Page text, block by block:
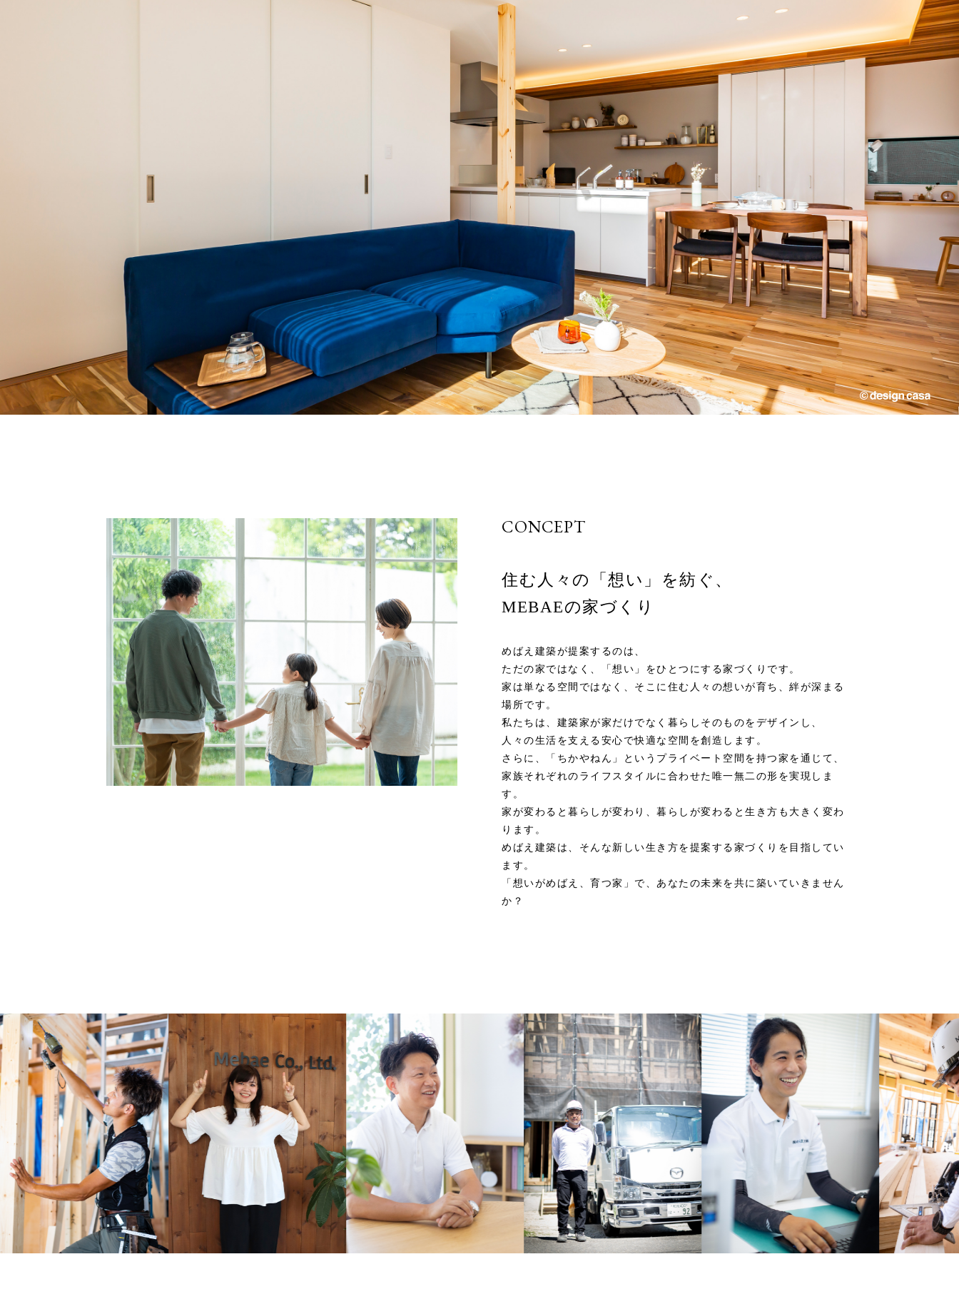
CONCEPT
住む人々の「想い」を紡ぐ、
MEBAEの家づくり
めばえ建築が提案するのは、
ただの家ではなく、「想い」をひとつにする家づくりです。
家は単なる空間ではなく、そこに住む人々の想いが育ち、絆が深まる
場所です。
私たちは、建築家が家だけでなく暮らしそのものをデザインし、
人々の生活を支える安心で快適な空間を創造します。
さらに、「ちかやねん」というプライベート空間を持つ家を通じて、
家族それぞれのライフスタイルに合わせた唯一無二の形を実現しま
す。
家が変わると暮らしが変わり、暮らしが変わると生き方も大きく変わ
ります。
めばえ建築は、そんな新しい生き方を提案する家づくりを目指してい
ます。
「想いがめばえ、育つ家」で、あなたの未来を共に築いていきません
か？